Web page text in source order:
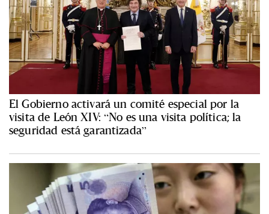
El Gobierno activará un comité especial por la
visita de León XIV: “No es una visita política; la
seguridad está garantizada”